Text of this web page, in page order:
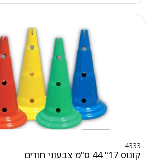
4333
קונוס 17" 44 ס"מ צבעוני חורים